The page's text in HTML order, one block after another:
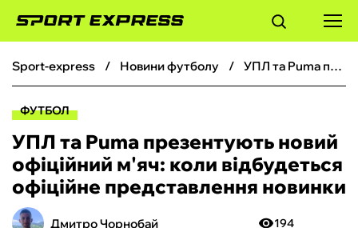
ФУТБОЛ
БОКС
ХОКЕЙ
sport-express новини футболу УПЛ та Puma презентують новий офіційний м'яч: коли відбудеться офіційне представлення новинки
ФУТБОЛ
УПЛ та Puma презентують новий
офіційний м'яч: коли відбудеться
офіційне представлення новинки
Дмитро Чорнобай 194